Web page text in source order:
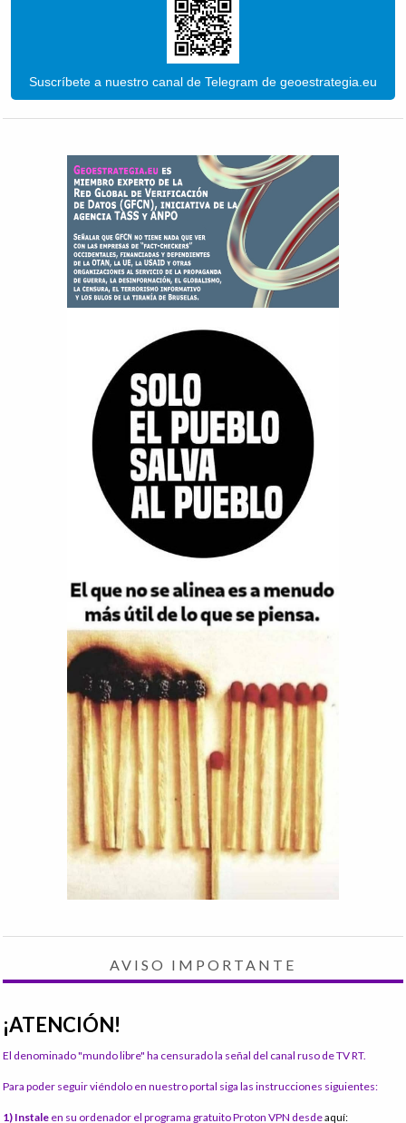
Suscríbete a nuestro canal de Telegram de geoestrategia.eu
AVISO IMPORTANTE
¡ATENCIÓN!
El denominado "mundo libre" ha censurado la señal del canal ruso de TV RT.
Para poder seguir viéndolo en nuestro portal siga las instrucciones siguientes:
1) Instale en su ordenador el programa gratuito Proton VPN desdeaquí: